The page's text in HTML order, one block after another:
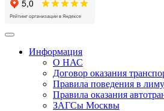
Toggle
navigationИнформация
О НАС
Договор оказания
Правила поведения в
Правила оказания
ЗАГСы Москвы